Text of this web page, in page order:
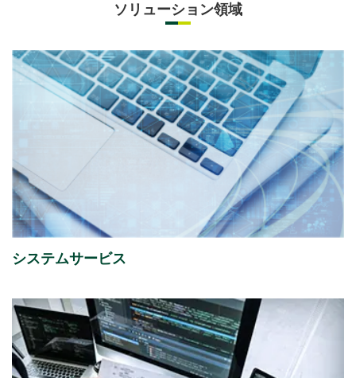
了に関するお知らせ
（88KB）
2026年07月08日 経営・財務
「さくらケーシーエスボランティア基金」の2025年度
寄付先を掲載しました。
2026年07月01日
ISR社主催セミナー『迫る、経済産業省「サプライチェ
ーン強化に向けたセキュリティ対策評価制度」今すぐ
始める課題の可視化と対策準備』出展のご案内
2026年07月01日 イベント
富士通株式会社主催イベント「Fujitsu Experience
Day 2026」
出展のご案内
ソリューション領域
システムサービス